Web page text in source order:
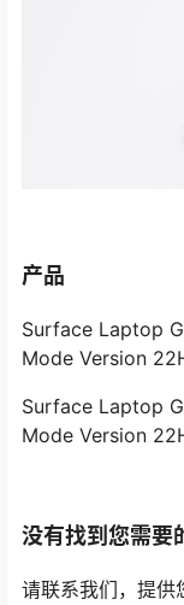
产品
Surface Laptop
Mode Version
Surface Laptop
Mode Version
没有找到您需要
请联系我们，提供